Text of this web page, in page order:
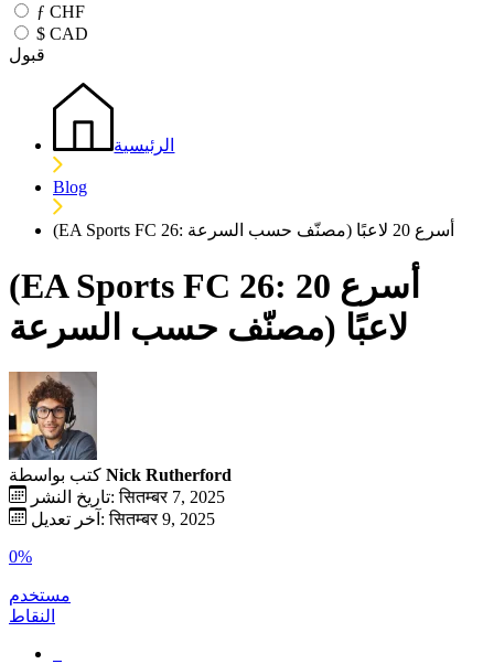
ƒ CHF
$ CAD
قبول
الرئيسية
Blog
(EA Sports FC 26: أسرع 20 لاعبًا (مصنّف حسب السرعة
(EA Sports FC 26: أسرع 20
لاعبًا (مصنّف حسب السرعة
كتب بواسطة Nick Rutherford
تاريخ النشر: सितम्बर 7, 2025
آخر تعديل: सितम्बर 9, 2025
0%
مستخدم
النقاط